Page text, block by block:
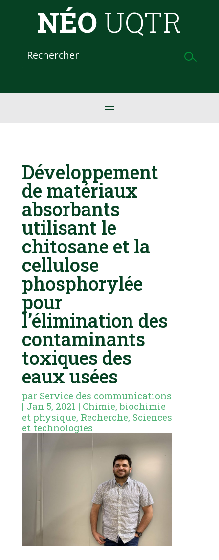
NÉO UQTR
Développement
de matériaux
absorbants
utilisant le
chitosane et la
cellulose
phosphorylée
pour
l’élimination des
contaminants
toxiques des
eaux usées
par Service des communications
| Jan 5, 2021 | Chimie, biochimie
et physique, Recherche, Sciences
et technologies